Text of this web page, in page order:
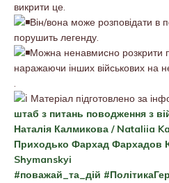
викрити це.
Він/вона може розповідати в
порушить легенду.
Можна ненавмисно розкрити
наражаючи інших військових на
.
Матеріал підготовлено за
штаб з питань поводження з
Наталія Калмикова / Nataliia
Приходько Фархад Фархадов
Shymanskyi
#поважай_та_дій